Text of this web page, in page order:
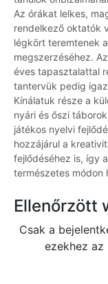
Az órákat lelkes,
rendelkező oktatók
légkört teremtenek
megszerzéséhez.
éves tapasztalattal
tantervük pedig
Kínálatuk része a
nyári és őszi
játékos nyelvi
hozzájárul a
fejlődéséhez is, így
természetes módon
Ellenőrzött
Csak a
ezekhez